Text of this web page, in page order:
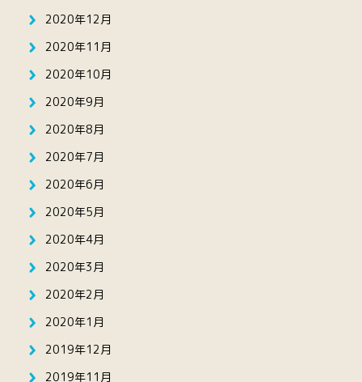
2020年12月
2020年11月
2020年10月
2020年9月
2020年8月
2020年7月
2020年6月
2020年5月
2020年4月
2020年3月
2020年2月
2020年1月
2019年12月
2019年11月